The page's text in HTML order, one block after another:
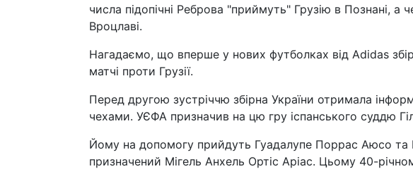
числа підопічні Реброва "приймуть" Грузію в Познані, а
Вроцлаві.
Нагадаємо, що вперше у нових футболках від Adidas
матчі проти Грузії.
Перед другою зустріччю збірна України отримала
чехами. УЄФА призначив на цю гру іспанського суддю
Йому на допомогу прийдуть Гуадалупе Поррас Аюсо та
призначений Мігель Анхель Ортіс Аріас. Цьому 40-